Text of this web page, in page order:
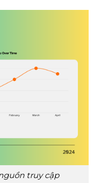
truy cập